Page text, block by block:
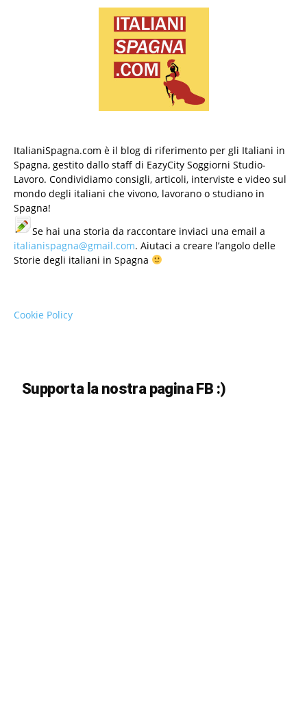
ItalianiSpagna.com è il blog di riferimento per gli Italiani in
Spagna, gestito dallo staff di EazyCity Soggiorni Studio-
Lavoro. Condividiamo consigli, articoli, interviste e video sul
mondo degli italiani che vivono, lavorano o studiano in
Spagna!
Se hai una storia da raccontare inviaci una email a
italianispagna@gmail.com. Aiutaci a creare l’angolo delle
Storie degli italiani in Spagna
Cookie Policy
Supporta la nostra pagina FB :)